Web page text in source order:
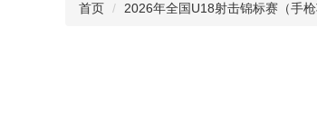
首页 2026年全国U18射击锦标赛（手枪